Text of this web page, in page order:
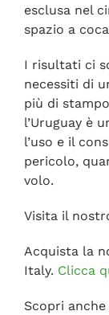
esclusa nel
spazio a
I risultati ci
necessiti di
più di
l’Uruguay è
l’uso e il
pericolo,
volo.
Visita il
Acquista la
Italy. Clicca
Scopri